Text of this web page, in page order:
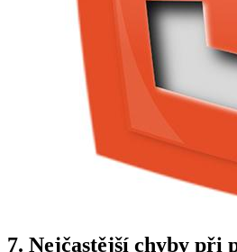
7. Nejčastější chyby při⁣